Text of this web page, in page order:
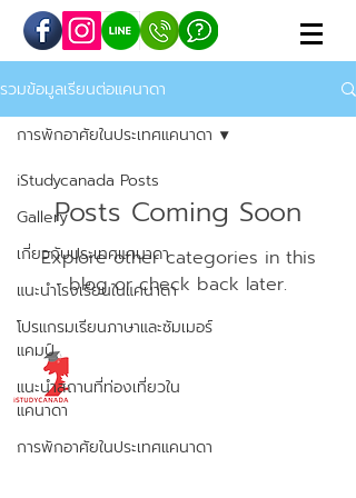
รวมข้อมูลเรียนต่อแคนาดา
iStudycanada Posts
Gallery
เกี่ยวกับประเทศแคนาดา
แนะนำโรงเรียนในแคนาดา
โปรแกรมเรียนภาษาและซัมเมอร์
แคมป์
แนะนำสถานที่ท่องเที่ยวใน
แคนาดา
การพักอาศัยในประเทศแคนาดา
การพักอาศัยในประเทศแคนาดา
Posts Coming Soon
Explore other categories in this
blog or check back later.
iSTUDYCANADA
โครงการแลกเปลี่ยน 1 ปี